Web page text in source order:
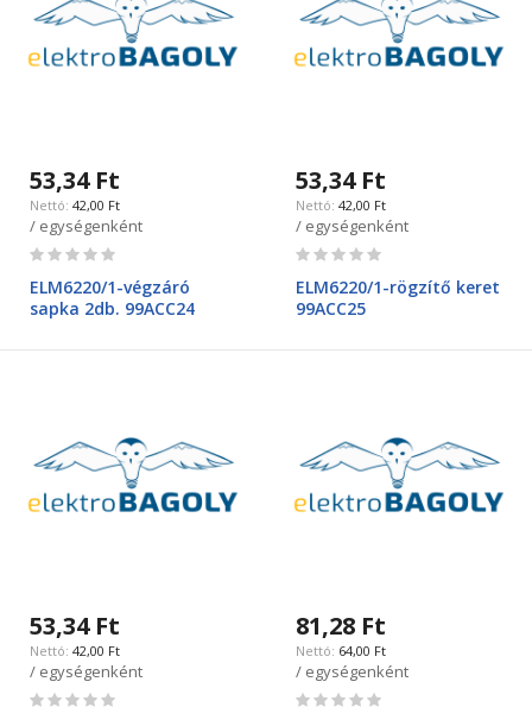
53,34 Ft
42,00 Ft
/ egységenként
Rating:
ELM6220/1-végzáró
sapka 2db. 99ACC24
53,34 Ft
42,00 Ft
/ egységenként
Rating:
ELM6220/1-rögzítő keret
99ACC25
53,34 Ft
42,00 Ft
/ egységenként
Rating:
81,28 Ft
64,00 Ft
/ egységenként
Rating: